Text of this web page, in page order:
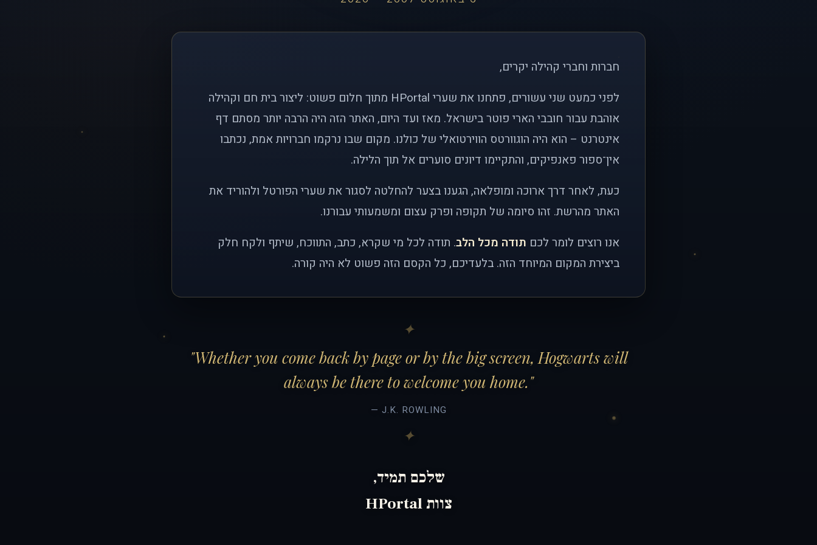
חברות וחברי קהילה יקרים,
לפני כמעט שני עשורים, פתחנו את שערי HPortal מתוך חלום פשוט: ליצור בית חם וקהילה
אוהבת עבור חובבי הארי פוטר בישראל. מאז ועד היום, האתר הזה היה הרבה יותר מסתם דף
אינטרנט – הוא היה הוגוורטס הווירטואלי של כולנו. מקום שבו נרקמו חברויות אמת, נכתבו
אין־ספור פאנפיקים, והתקיימו דיונים סוערים אל תוך הלילה.
כעת, לאחר דרך ארוכה ומופלאה, הגענו בצער להחלטה לסגור את שערי הפורטל ולהוריד את
האתר מהרשת. זהו סיומה של תקופה ופרק עצום ומשמעותי עבורנו.
אנו רוצים לומר לכם תודה מכל הלב. תודה לכל מי שקרא, כתב, התווכח, שיתף ולקח חלק
ביצירת המקום המיוחד הזה. בלעדיכם, כל הקסם הזה פשוט לא היה קורה.
"Whether you come back by page or by the big screen, Hogwarts will
always be there to welcome you home."
— J.K. ROWLING
שלכם תמיד,
צוות HPortal